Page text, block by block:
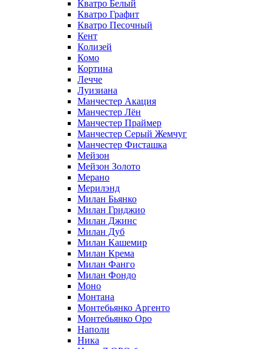
Кватро Белый
Кватро Графит
Кватро Песочный
Кент
Колизей
Комо
Кортина
Лечче
Луизиана
Манчестер Акация
Манчестер Лён
Манчестер Праймер
Манчестер Серый Жемчуг
Манчестер Фисташка
Мейзон
Мейзон Золото
Мерано
Мерилэнд
Милан Бьянко
Милан Гриджио
Милан Джинс
Милан Дуб
Милан Кашемир
Милан Крема
Милан Фанго
Милан Фондо
Моно
Монтана
Монтебьянко Аргенто
Монтебьянко Оро
Наполи
Ника